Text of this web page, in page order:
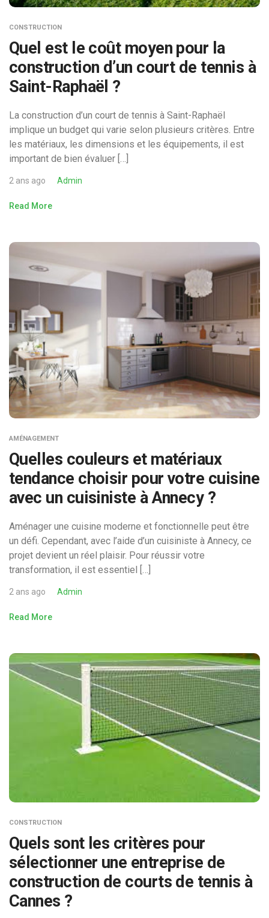
CONSTRUCTION
Quel est le coût moyen pour la
construction d’un court de tennis à
Saint-Raphaël ?
La construction d’un court de tennis à Saint-Raphaël
implique un budget qui varie selon plusieurs critères. Entre
les matériaux, les dimensions et les équipements, il est
important de bien évaluer […]
2 ans ago Admin
Read More
AMÉNAGEMENT
Quelles couleurs et matériaux
tendance choisir pour votre cuisine
avec un cuisiniste à Annecy ?
Aménager une cuisine moderne et fonctionnelle peut être
un défi. Cependant, avec l’aide d’un cuisiniste à Annecy, ce
projet devient un réel plaisir. Pour réussir votre
transformation, il est essentiel […]
2 ans ago Admin
Read More
CONSTRUCTION
Quels sont les critères pour
sélectionner une entreprise de
construction de courts de tennis à
Cannes ?